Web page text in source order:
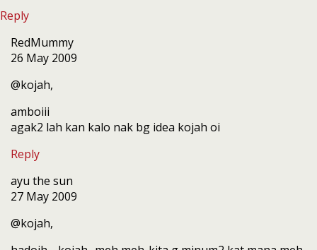
Reply
RedMummy
26 May 2009
@kojah,
amboiii
agak2 lah kan kalo nak bg idea kojah oi
Reply
ayu the sun
27 May 2009
@kojah,